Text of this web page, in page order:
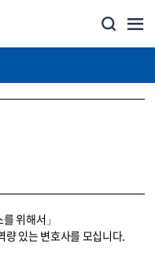
위해서」
량 있는 변호사를 모십니다.